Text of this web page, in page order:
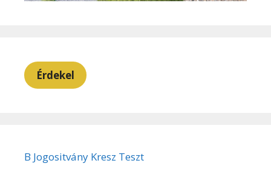
Érdekel
B Jogositvány Kresz Teszt